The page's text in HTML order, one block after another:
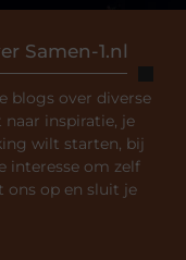
Samen-1.nl
blogs over diverse
naar inspiratie, je
wilt starten, bij
interesse om zelf
ons op en sluit je